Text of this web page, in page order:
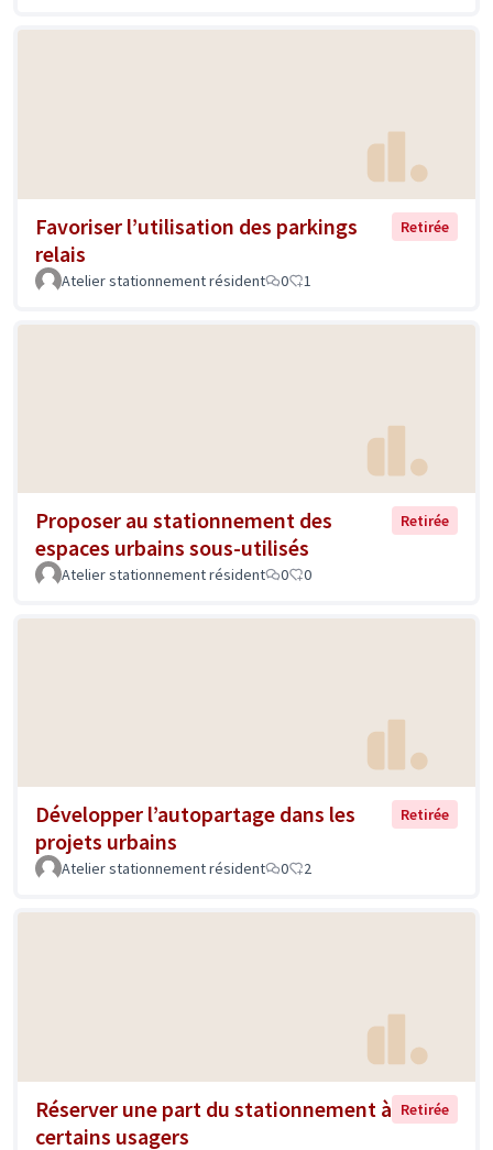
Favoriser l’utilisation des parkings
relais
Retirée
Atelier stationnement résident 0 1
Proposer au stationnement des
espaces urbains sous-utilisés
Retirée
Atelier stationnement résident 0 0
Développer l’autopartage dans les
projets urbains
Retirée
Atelier stationnement résident 0 2
Réserver une part du stationnement à
certains usagers
Retirée